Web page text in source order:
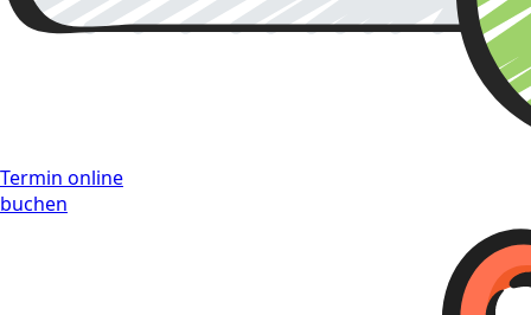
Termin online
buchen